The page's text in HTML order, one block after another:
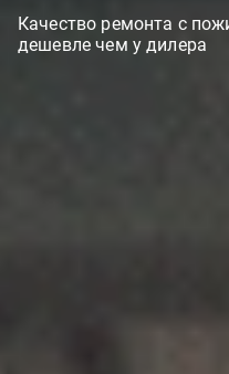
Качество ремонта с
дешевле чем у дилера